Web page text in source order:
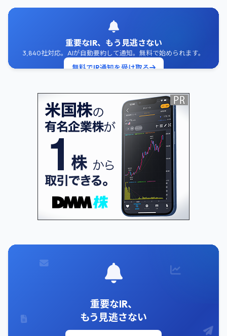
重要なIR、もう見逃さない
3,840社対応。AIが自動要約して通知。無料で始められます。
無料でIR通知を受け取る
重要なIR、
もう見逃さない